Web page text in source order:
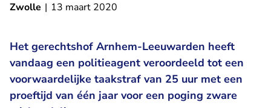
Zwolle | 13 maart 2020
Het gerechtshof Arnhem-Leeuwarden heeft
vandaag een politieagent veroordeeld tot een
voorwaardelijke taakstraf van 25 uur met een
proeftijd van één jaar voor een poging zware